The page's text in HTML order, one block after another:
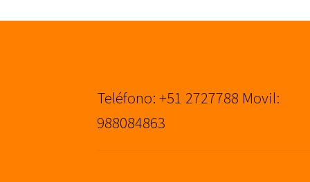
Teléfono: +51 2727788 Movil:
988084863